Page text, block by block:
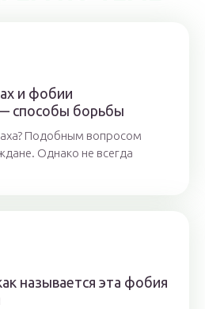
и фобии
способы борьбы
Подобным вопросом
Однако не всегда
называется эта фобия